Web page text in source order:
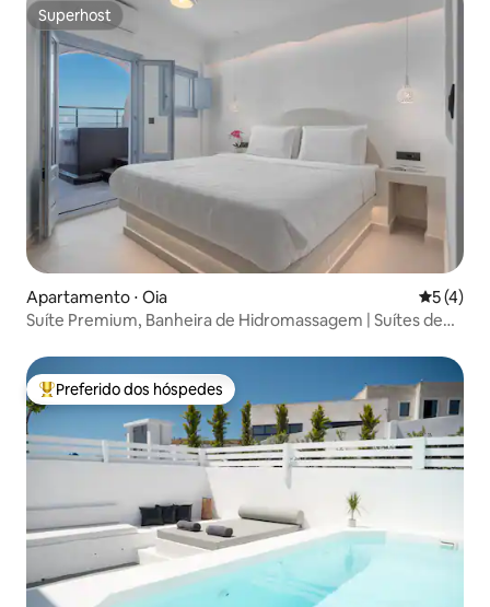
Superhost
Superhost
Apartamento ⋅ Oia 5 de
5 (4)
Suíte Premium, Banheira de Hidromassagem | Suítes de
Entre os melhores preferidos dos hóspedes
Preferido dos hóspedes